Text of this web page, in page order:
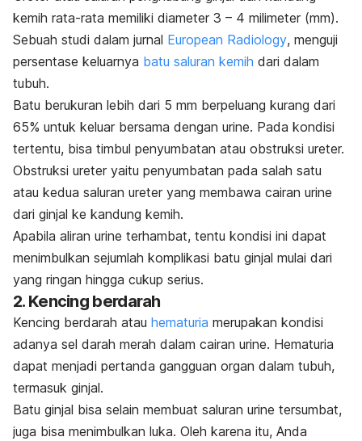
kemih rata-rata memiliki diameter 3 – 4 milimeter (mm).
Sebuah studi dalam jurnal European Radiology, menguji
persentase keluarnya batu saluran kemih dari dalam
tubuh.
Batu berukuran lebih dari 5 mm berpeluang kurang dari
65% untuk keluar bersama dengan urine. Pada kondisi
tertentu, bisa timbul penyumbatan atau obstruksi ureter.
Obstruksi ureter yaitu penyumbatan pada salah satu
atau kedua saluran ureter yang membawa cairan urine
dari ginjal ke kandung kemih.
Apabila aliran urine terhambat, tentu kondisi ini dapat
menimbulkan sejumlah komplikasi batu ginjal mulai dari
yang ringan hingga cukup serius.
2. Kencing berdarah
Kencing berdarah atau hematuria merupakan kondisi
adanya sel darah merah dalam cairan urine. Hematuria
dapat menjadi pertanda gangguan organ dalam tubuh,
termasuk ginjal.
Batu ginjal bisa selain membuat saluran urine tersumbat,
juga bisa menimbulkan luka. Oleh karena itu, Anda